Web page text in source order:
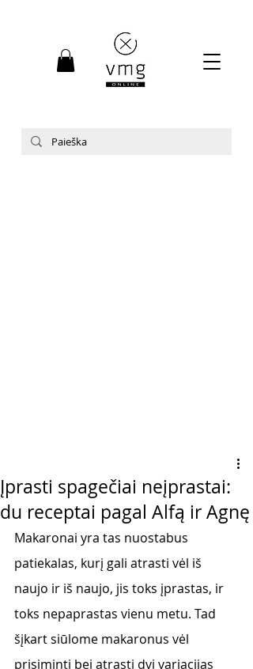
Įprasti spagečiai neįprastai:
du receptai pagal Alfą ir Agnę
Makaronai yra tas nuostabus
patiekalas, kurį gali atrasti vėl iš
naujo ir iš naujo, jis toks įprastas, ir
toks nepaprastas vienu metu. Tad
šįkart siūlome makaronus vėl
prisiminti bei atrasti dvi variacijas